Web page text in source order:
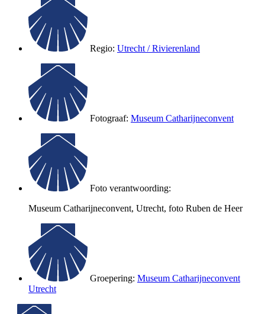
Regio: Utrecht / Rivierenland
Fotograaf: Museum Catharijneconvent
Foto verantwoording:
Museum Catharijneconvent, Utrecht, foto Ruben de Heer
Groepering: Museum Catharijneconvent
Utrecht